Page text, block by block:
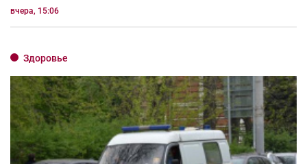
вчера, 15:06
Здоровье